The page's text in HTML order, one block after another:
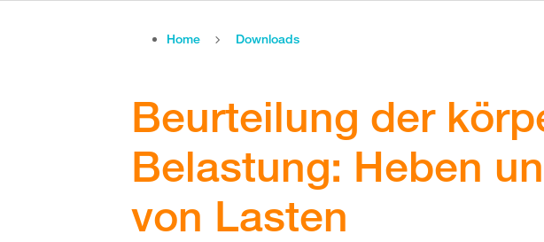
Home Downloads
Beurteilung der
Belastung: Heben
von Lasten